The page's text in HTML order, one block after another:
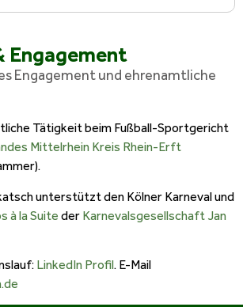
Engagement
Engagement und ehrenamtliche
Tätigkeit beim Fußball-Sportgericht
Mittelrhein Kreis Rhein-Erft
unterstützt den Kölner Karneval und
à la Suite der Karnevalsgesellschaft Jan
LinkedIn Profil. E-Mail